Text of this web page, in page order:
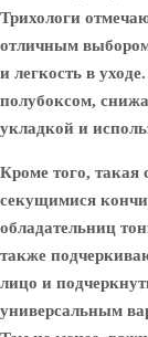
Трихологи
отличным
и легкость в
полубоксом,
укладкой и
Кроме того, такая
секущимися
обладательниц
также
лицо и
универсальным